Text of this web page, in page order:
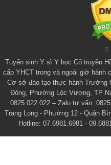
Tuyển sinh Y sĩ Y học Cổ truyền
cấp YHCT trong và ngoài giờ hành
Cơ sở đào tạo thực hành Trường
Đông, Phường Lộc Vượng, TP
0825.022.022 – Zalo tư vấn:
Trang Long - Phường 12 - Quận
Hotline: 07.6981.6981 -